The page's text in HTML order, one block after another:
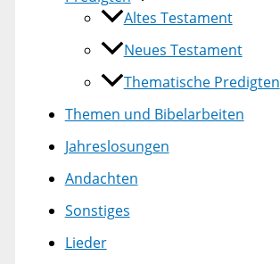
Altes Testament
Neues Testament
Thematische Predigten
Themen und Bibelarbeiten
Jahreslosungen
Andachten
Sonstiges
Lieder